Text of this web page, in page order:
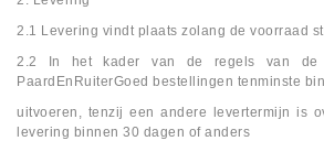
2.1 Levering vindt plaats zolang de voorraad
2.2 In het kader van de regels van de
PaardEnRuiterGoed bestellingen tenminste
uitvoeren, tenzij een andere levertermijn is
levering binnen 30 dagen of anders